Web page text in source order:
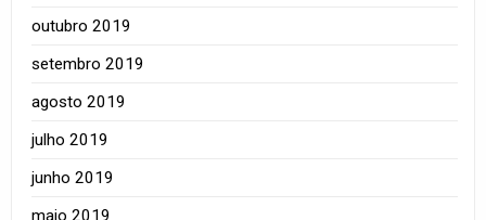
outubro 2019
setembro 2019
agosto 2019
julho 2019
junho 2019
maio 2019